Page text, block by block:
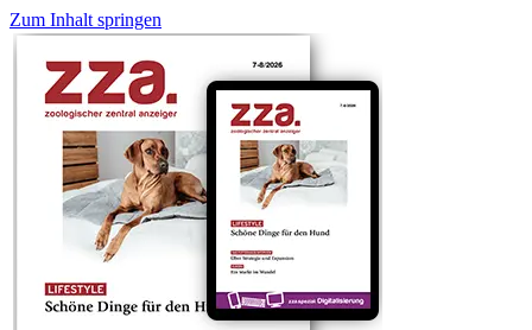
Zum Inhalt springen